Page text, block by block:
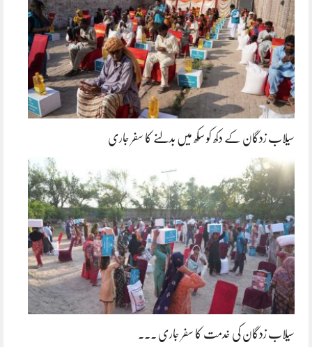
سیلاب زدگان کے دکھ کو سکھ میں بدلنے کا سفر جاری
سیلاب زدگان کی خدمت کا سفر جاری ۔۔۔